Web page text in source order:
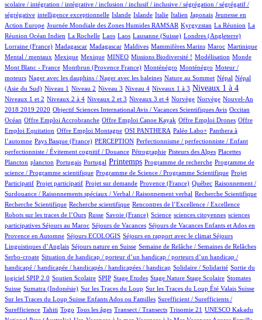
scolaire / intégration / intégrative / inclusion / inclusif / inclusive / ségrégation / ségrégatif /
ségrégative
1/539 intelligence exceptionnelle
7/539 Islande
6/539 Islande
4/539 Italie
25/539 Italien
4/539 Japonais
2/539
Jeunesse en
Action Europe
5/539 Journée Mondiale des Zones Humides RAMSAR
34/539 Kyrgyzstan
4/539 La Réunion
3/539
La
Réunion Océan Indien
1/539 La Rochelle
1/539 Laos
1/539 Laos
6/539 Lausanne (Suisse)
62/539 Londres (Angleterre)
1/539
Lorraine (France)
7/539 Madagascar
7/539 Madagascar
1/539 Maldives
1/539 Mammifères Marins
8/539 Maroc
8/539 Martinique
1/539
Mental / mentaux
1/539 Mexique
1/539 Mexique
18/539 MINEO
27/539 Missions Biodiversité !
1/539 Modélisation
3/539 Monde
1/539
Mont Blanc - France
5/539 Montbrun (Provence France)
6/539 Monténégro
6/539 Monténégro
1/539
Moteur /
moteurs
1/539 Nager avec les dauphins / Nager avec les baleines
2/539 Nature au Sommet
9/539 Népal
9/539
Népal
(Asie du Sud)
7/539 Niveau 1
11/539 Niveau 2
8/539 Niveau 3
44/539 Niveau 4
47/539 Niveaux 1 à 3
236/539 Niveaux 1 à 4
8/539
Niveaux 1 et 2
42/539 Niveaux 2 à 4
6/539 Niveaux 2 et 3
113/539 Niveaux 3 et 4
2/539 Norvège
2/539 Norvège
13/539
Nouvel-An
2018 2019 2020
1/539 Objectif Sciences International Avis / Vacances Scientifiques Avis
6/539 Occitan
63/539
Océan
1/539Offre Emploi Accrobranche
1/539 Offre Emploi Canoe Kayak
1/539 Offre Emploi Drones
1/539
Offre
Emploi Equitation
1/539 Offre Emploi Montagne
39/539 OSI PANTHERA
34/539 Paléo Labo+
38/539
Panthera à
l’automne
3/539 Pays Basque (France)
27/539 PERCEPTION
1/539
Perfectionnisme / perfectionniste / Enfant
perfectionniste / Évitement cognitif / Douance
4/539 Pétrographie
5/539 Pisteurs des Alpes
3/539 Placettes
1/539
Plancton
1/539 plancton
8/539 Portugais
1/539 Portugal
239/539 Printemps
1/539 Programme de recherche
1/539
Programme de
science / Programme scientifique
2/539 Programme de Science / Programme Scientifique
1/539
Projet
Participatif
1/539 Projet participatif
11/539 Projet sur demande
29/539 Provence (France)
3/539 Québec
1/539
Raisonnement /
Surdouance / Raisonnements spéciaux / Verbal / Raisonnement verbal
1/539 Recherche Scientifique
1/539
Recherche Scientifique
1/539 Recherche scientifique
1/539 Rencontres de l’Excellence / Excellence
3/539
Robots sur les traces de l’Ours
34/539 Russe
4/539 Savoie (France)
5/539 Science
1/539 sciences citoyennes
1/539
sciences
participatives
3/539 Séjours au Maroc
33/539 Séjours de Vacances
18/539
Séjours de Vacances Enfants et Ados en
Provence en Automne
3/539 Séjours ECOLOGIS
11/539 Séjours en rapport avec le climat
69/539
Séjours
Linguistiques d’Anglais
7/539 Séjours nature en Suisse
33/539 Semaine de Relâche / Semaines de Relâches
6/539
Serbo-croate
1/539
Situation de handicap / porteur d’un handicap / porteurs d’un handicap /
handicapé / handicapée / handicapés / handicapées / handicap
2/539 Solidaire / Solidarité
3/539
Sortie du
logiciel SPIP 2.0
26/539 Soutien Scolaire
3/539 SPIP
1/539 Stage Etudes
1/539 Stage Nature
5/539 Stage Scolaire
1/539 Stomates
87/539
Suisse
7/539Sumatra (Indonésie)
2/539 Sur les Traces du Loup
6/539 Sur les Traces du Loup Été Valais Suisse
5/539
Sur les Traces du Loup Suisse Enfants Ados ou Familles
1/539
Surefficient / Surefficients /
Surefficience
9/539 Tahiti
6/539 Togo
9/539 Tous les âges
33/539 Transect / Transects
1/539 Trisomie 21
1/539
UNESCO Kakadu